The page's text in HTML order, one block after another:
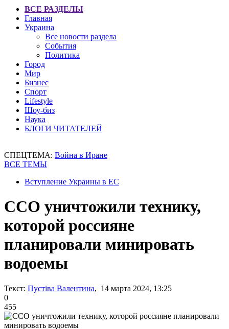
ВСЕ РАЗДЕЛЫ
Главная
Украина
Все новости раздела
События
Политика
Город
Мир
Бизнес
Спорт
Lifestyle
Шоу-биз
Наука
БЛОГИ ЧИТАТЕЛЕЙ
СПЕЦТЕМА: Война в Иране
ВСЕ ТЕМЫ
Вступление Украины в ЕС
ССО уничтожили технику,
которой россияне
планировали минировать
водоемы
Текст: Пустіва Валентина, 14 марта 2024, 13:25
0
455